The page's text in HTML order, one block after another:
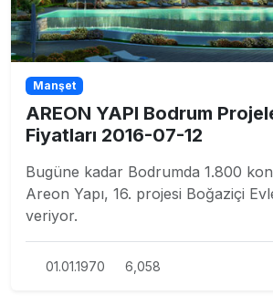
Manşet
AREON YAPI Bodrum
Fiyatları 2016-07-12
Bugüne kadar Bodrumda 1.800
Areon Yapı, 16. projesi Boğaziçi
veriyor.
01.01.1970 6,058